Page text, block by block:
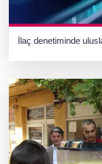
İlaç denetiminde